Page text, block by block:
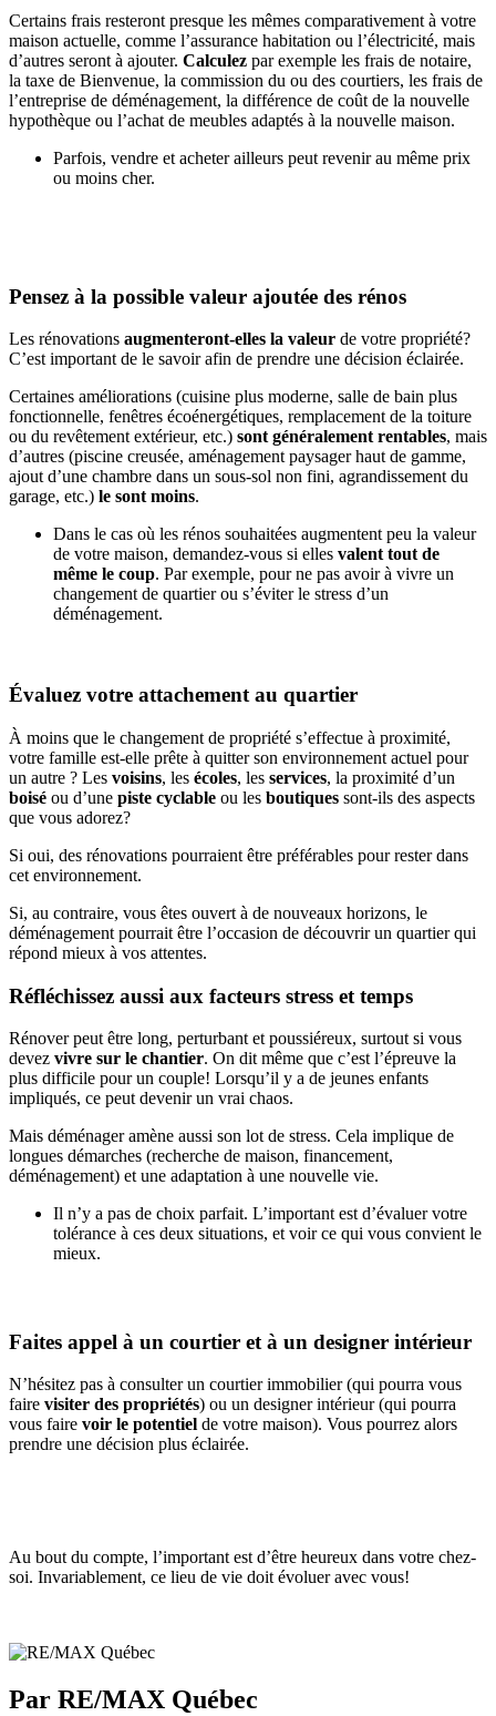
Certains frais resteront presque les mêmes comparativement à votre
maison actuelle, comme l’assurance habitation ou l’électricité, mais
d’autres seront à ajouter. Calculez par exemple les frais de notaire,
la taxe de Bienvenue, la commission du ou des courtiers, les frais de
l’entreprise de déménagement, la différence de coût de la nouvelle
hypothèque ou l’achat de meubles adaptés à la nouvelle maison.
Parfois, vendre et acheter ailleurs peut revenir au même prix
ou moins cher.
Pensez à la possible valeur ajoutée des rénos
Les rénovations augmenteront-elles la valeur de votre propriété?
C’est important de le savoir afin de prendre une décision éclairée.
Certaines améliorations (cuisine plus moderne, salle de bain plus
fonctionnelle, fenêtres écoénergétiques, remplacement de la toiture
ou du revêtement extérieur, etc.) sont généralement rentables, mais
d’autres (piscine creusée, aménagement paysager haut de gamme,
ajout d’une chambre dans un sous-sol non fini, agrandissement du
garage, etc.) le sont moins.
Dans le cas où les rénos souhaitées augmentent peu la valeur
de votre maison, demandez-vous si elles valent tout de
même le coup. Par exemple, pour ne pas avoir à vivre un
changement de quartier ou s’éviter le stress d’un
déménagement.
Évaluez votre attachement au quartier
À moins que le changement de propriété s’effectue à proximité,
votre famille est-elle prête à quitter son environnement actuel pour
un autre ? Les voisins, les écoles, les services, la proximité d’un
boisé ou d’une piste cyclable ou les boutiques sont-ils des aspects
que vous adorez?
Si oui, des rénovations pourraient être préférables pour rester dans
cet environnement.
Si, au contraire, vous êtes ouvert à de nouveaux horizons, le
déménagement pourrait être l’occasion de découvrir un quartier qui
répond mieux à vos attentes.
Réfléchissez aussi aux facteurs stress et temps
Rénover peut être long, perturbant et poussiéreux, surtout si vous
devez vivre sur le chantier. On dit même que c’est l’épreuve la
plus difficile pour un couple! Lorsqu’il y a de jeunes enfants
impliqués, ce peut devenir un vrai chaos.
Mais déménager amène aussi son lot de stress. Cela implique de
longues démarches (recherche de maison, financement,
déménagement) et une adaptation à une nouvelle vie.
Il n’y a pas de choix parfait. L’important est d’évaluer votre
tolérance à ces deux situations, et voir ce qui vous convient le
mieux.
Faites appel à un courtier et à un designer intérieur
N’hésitez pas à consulter un courtier immobilier (qui pourra vous
faire visiter des propriétés) ou un designer intérieur (qui pourra
vous faire voir le potentiel de votre maison). Vous pourrez alors
prendre une décision plus éclairée.
Au bout du compte, l’important est d’être heureux dans votre chez-
soi. Invariablement, ce lieu de vie doit évoluer avec vous!
Par RE/MAX Québec